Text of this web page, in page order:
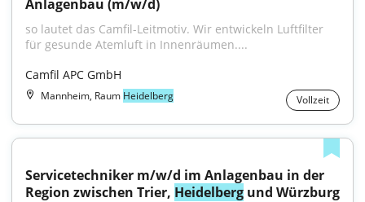
Anlagenbau (m/w/d)
so lautet das Camfil-Leitmotiv. Wir entwickeln Luftfilter
für gesunde Atemluft in Innenräumen....
Camfil APC GmbH
Mannheim, Raum Heidelberg Vollzeit
Servicetechniker m/w/d im Anlagenbau in der
Region zwischen Trier, Heidelberg und Würzburg